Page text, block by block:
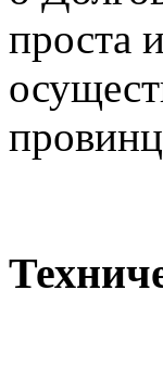
проста